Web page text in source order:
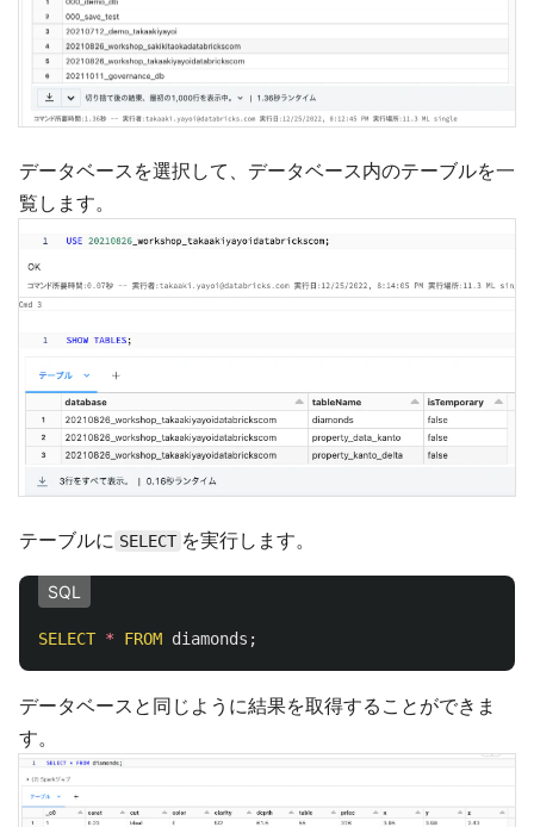
データベースを選択して、データベース内のテーブルを一
覧します。
テーブルに SELECT を実行します。
SQL
SELECT * FROM diamonds ;
データベースと同じように結果を取得することができま
す。